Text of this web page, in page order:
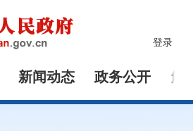
登录
新闻动态 政务公开 解